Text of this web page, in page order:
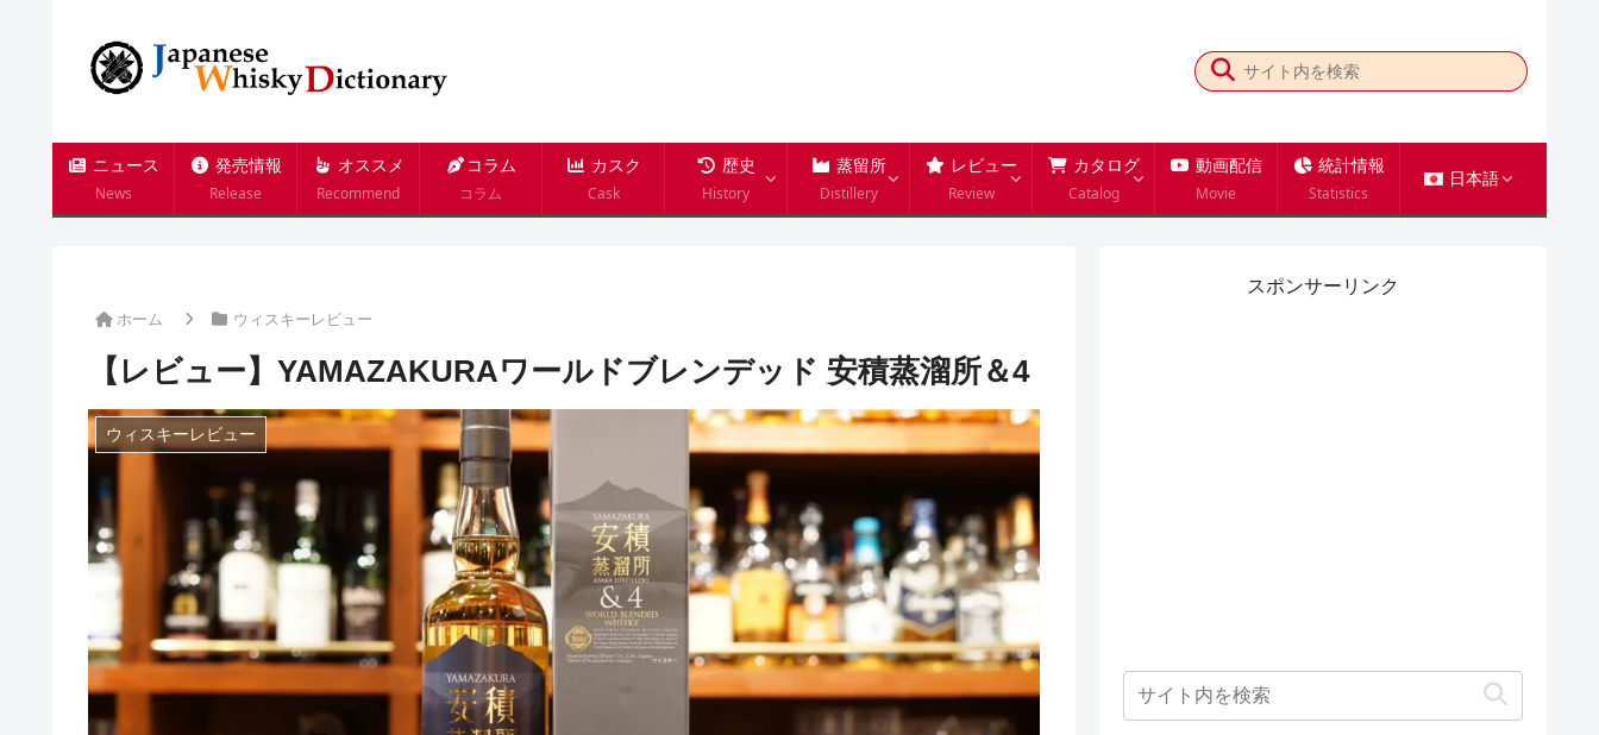
ニュース
News
発売情報
Release
オススメ
Recommend
コラム
コラム
カスク
Cask
歴史
History
蒸留所
Distillery
レビュー
Review
カタログ
Catalog
動画配信
Movie
統計情報
Statistics
日本語
ホーム ウィスキーレビュー
【レビュー】YAMAZAKURAワールドブレンデッド 安積蒸溜所＆4
ウィスキーレビュー
スポンサーリンク